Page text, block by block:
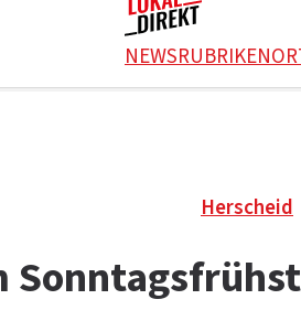
NEWSRUBRIKEN
Herscheid